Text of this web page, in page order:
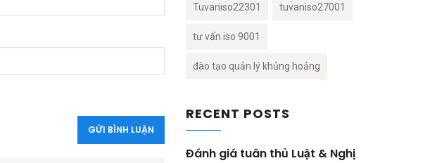
Tuvaniso22301 tuvaniso27001
tư vấn iso 9001
đào tạo quản lý khủng hoảng
RECENT POSTS
Đánh giá tuân thủ Luật & Nghị